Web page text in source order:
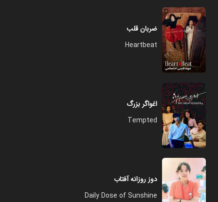
ضربان قلب
Heartbeat
اغواگر بزرگ
Tempted
دوز روزانه آفتاب
Daily Dose of Sunshine